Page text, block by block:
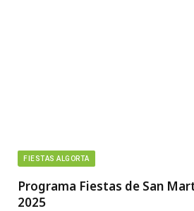
FIESTAS ALGORTA
Programa Fiestas de San
2025